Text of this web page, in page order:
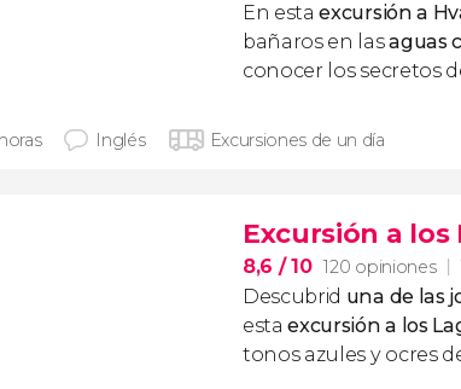
En estaexcursión a
bañaros en lasaguas
conocer los secretos
Inglés Excursiones de un día
Excursión a
8,6 / 10 120 opiniones
Descubrid una de las
estaexcursión a los
tonos azules y ocres